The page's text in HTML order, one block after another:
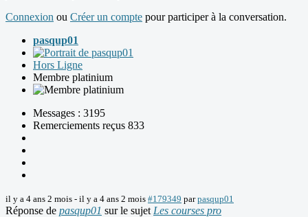
Connexion ou Créer un compte pour participer à la conversation.
pasqup01
Hors Ligne
Membre platinium
Messages : 3195
Remerciements reçus 833
il y a 4 ans 2 mois - il y a 4 ans 2 mois #179349 parpasqup01
Réponse de pasqup01 sur le sujet Les courses pro